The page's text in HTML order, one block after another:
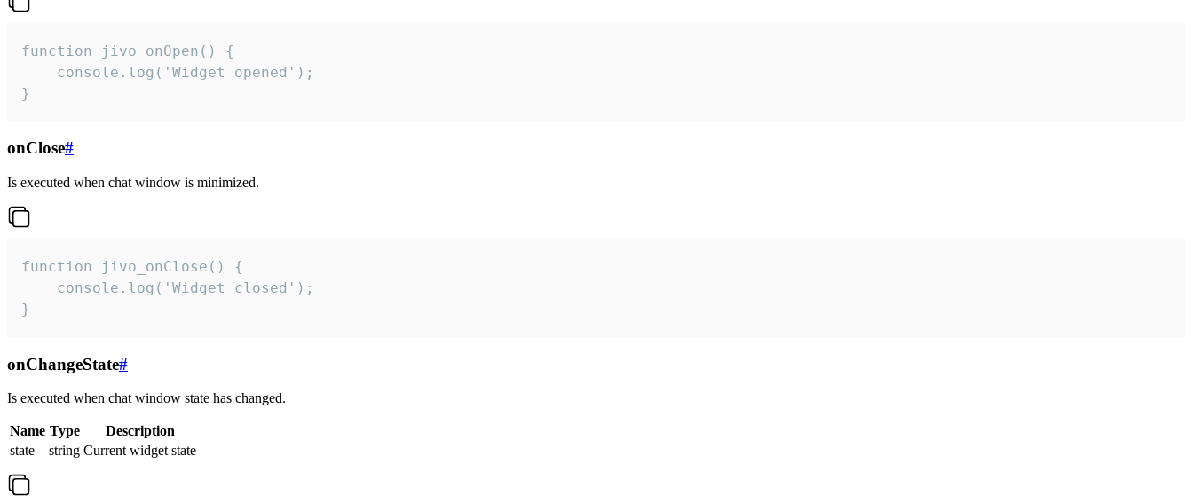
function jivo_onOpen() {
    console.log('Widget opened');
}
onClose#
Is executed when chat window is minimized.
function jivo_onClose() {
    console.log('Widget closed');
}
onChangeState#
Is executed when chat window state has changed.
Name Type
Description
state
string Current widget state